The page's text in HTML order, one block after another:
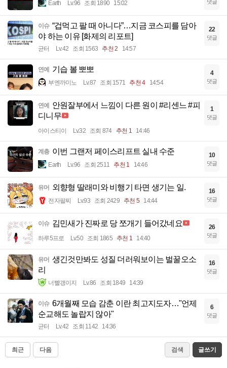
Earth Lv.96 조회 1890 15:02 댓글
이슈 “겁먹고 팔 때 아니다”…지금 코스피를 담아
야 하는 이유 [화제의 리포트]
균터 Lv.42 조회 1563 추천 2 14:57
22
댓글
연예 기습 볼 뽀뽀
부엔까미노 Lv.87 조회 1571 추천 4 14:54
4
댓글
연예
안원잘부에서 느낌이 다른 원이 #리센느 #피
디니무
아이스티이 Lv.32 조회 874 추천 1 14:46
1
댓글
계층 이번 그랜저 페이스리프트 실내 수준
Earth Lv.96 조회 2511 추천 1 14:46
10
댓글
유머 외향형 딸래미와 비행기 타면 생기는 일.
전자팔찌 Lv.93 조회 2429 추천 5 14:44
16
댓글
이슈 김민새가 진짜로 당 쪼개기 들어갔네요
하루5프로 Lv.50 조회 1865 추천 1 14:40
26
댓글
유머 생긴것만봐도 성질 더러워보이는 벌꿀오소
리
너빨갱이지 Lv.86 조회 1849 14:39
16
댓글
이슈 6개월째 모습 감춘 이란 최고지도자…"언제
순교해도 놀랍지 않아"
균터 Lv.42 조회 1142 14:36
6
댓글
최근 다음 검색 글쓰기